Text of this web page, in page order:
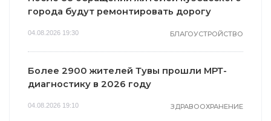
города будут ремонтировать дорогу
04.08.2026 19:30 БЛАГОУСТРОЙСТВО
Более 2900 жителей Тувы прошли МРТ-
диагностику в 2026 году
04.08.2026 19:10 ЗДРАВООХРАНЕНИЕ